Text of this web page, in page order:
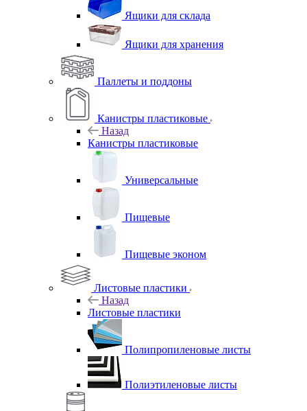
Ящики для склада
Ящики для хранения
Паллеты и поддоны
Канистры пластиковые
Назад
Канистры пластиковые
Универсальные
Пищевые
Пищевые эконом
Листовые пластики
Назад
Листовые пластики
Полипропиленовые листы
Полиэтиленовые листы